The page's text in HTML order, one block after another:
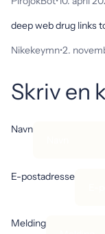
deep web drug links
Nikekeymn•2.
Skriv en
Navn
E-postadresse
Melding